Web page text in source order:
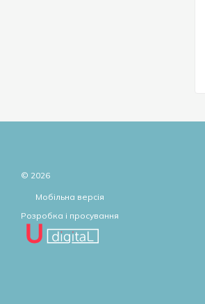
© 2026
Мобільна версія
Розробка і просування